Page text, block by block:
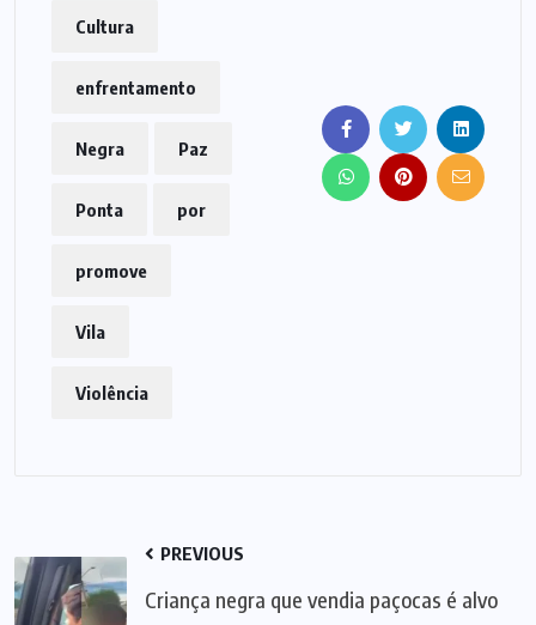
Cultura
enfrentamento
Negra Paz
Ponta por
promove
Vila
Violência
PREVIOUS
Criança negra que vendia paçocas é alvo